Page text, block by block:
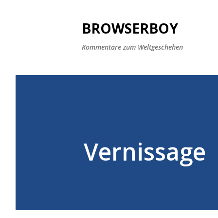
BROWSERBOY
Kommentare zum Weltgeschehen
Vernissage